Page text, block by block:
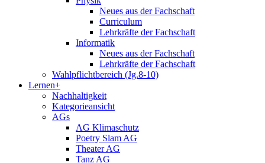
Neues aus der Fachschaft
Curriculum
Lehrkräfte der Fachschaft
Informatik
Neues aus der Fachschaft
Lehrkräfte der Fachschaft
Wahlpflichtbereich (Jg.8-10)
Lernen+
Nachhaltigkeit
Kategorieansicht
AGs
AG Klimaschutz
Poetry Slam AG
Theater AG
Tanz AG